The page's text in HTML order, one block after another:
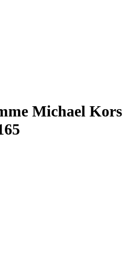
Michael Kors